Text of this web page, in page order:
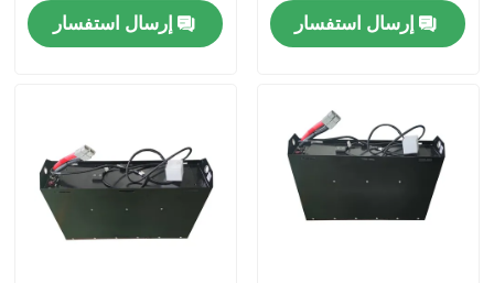
معلومات عنا
جولة في المعمل
إرسال استفسار
إرسال استفسار